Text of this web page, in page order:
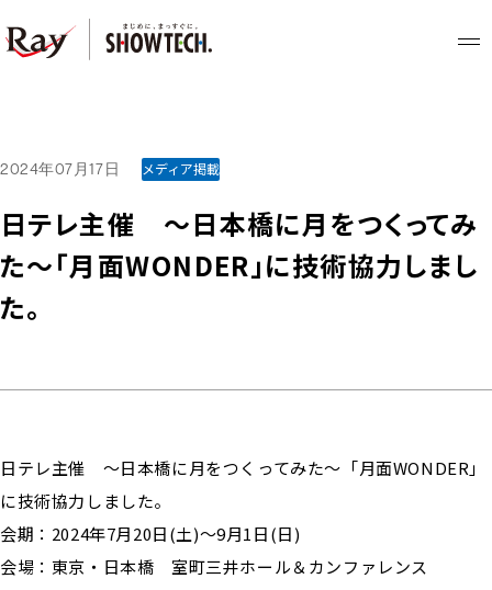
システムプロデュース
レンタル検討の方
私たちについて
2024年07月17日 メディア掲載
日テレ主催 ～日本橋に月をつくってみ
た～「月面WONDER」に技術協力しまし
た。
日テレ主催 ～日本橋に月をつくってみた～「月面WONDER」
に技術協力しました。
会期：2024年7月20日(土)～9月1日(日)
会場：東京・日本橋 室町三井ホール＆カンファレンス